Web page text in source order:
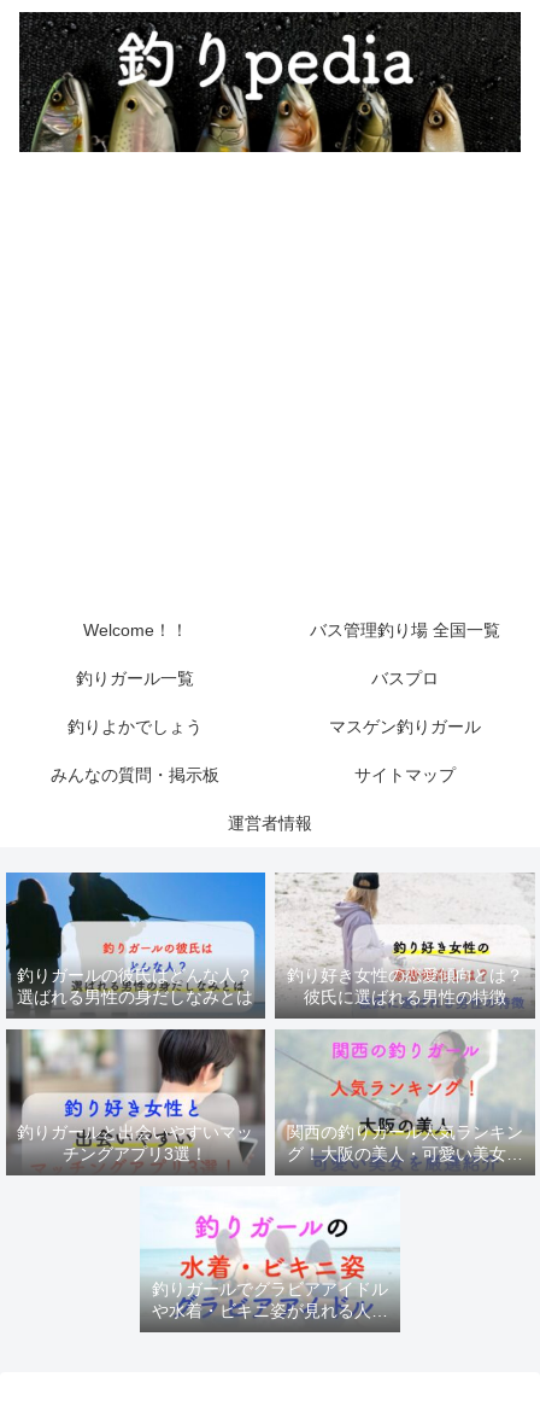
Welcome！！ バス管理釣り場 全国一覧
釣りガール一覧 バスプロ
釣りよかでしょう マスゲン釣りガール
みんなの質問・掲示板 サイトマップ
運営者情報
釣りガールの彼氏はどんな人？
選ばれる男性の身だしなみとは
釣り好き女性の恋愛傾向とは？
彼氏に選ばれる男性の特徴
釣りガールと出会いやすいマッ
チングアプリ3選！
関西の釣りガール人気ランキン
グ！大阪の美人・可愛い美女を
厳選紹介
釣りガールでグラビアアイドル
や水着・ビキニ姿が見れる人気
チャンネル